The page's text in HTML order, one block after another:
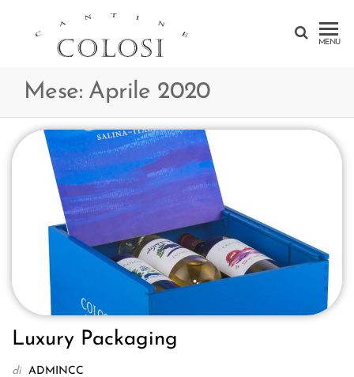
CANTINE
SICILY –
AEOLIAN
ISLAND
MENU
Mese: Aprile 2020
Luxury Packaging
di ADMINCC